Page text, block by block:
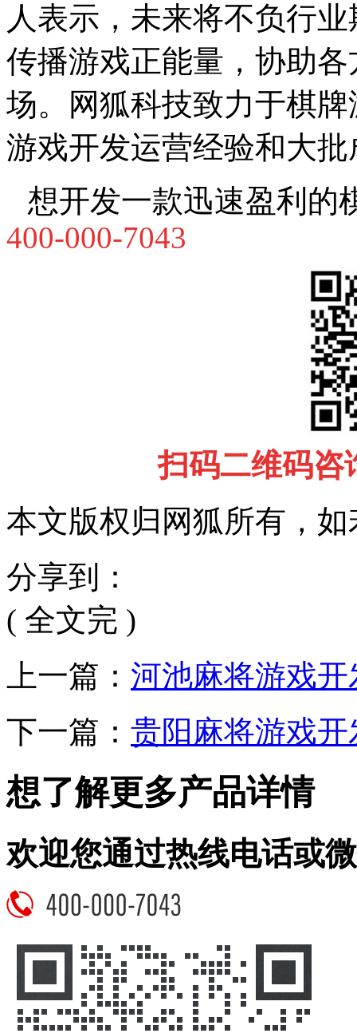
人表示，未来将不负行
传播游戏正能量，协助
场。
网狐科技致力于棋
游戏开发运营经验和大
想开发一款迅速盈利的
400-000-7043
扫码二维码咨
本文版权归网狐所有，
分享到：
( 全文完 )
上一篇： 河池麻将游戏
下一篇： 贵阳麻将游戏
想了解更多产品详情
欢迎您通过热线电话或